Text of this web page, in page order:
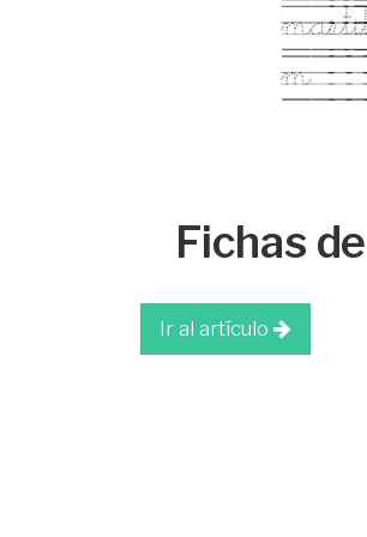
Fichas
Ir al artículo